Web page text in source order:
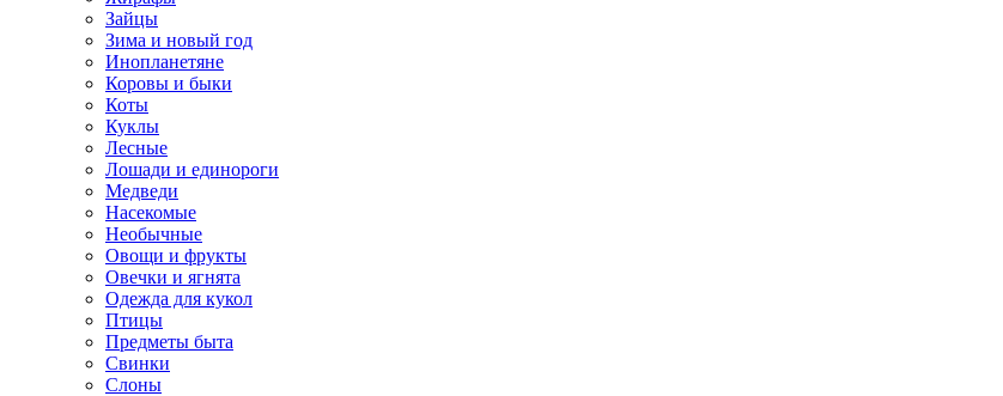
Зайцы
Зима и новый год
Инопланетяне
Коровы и быки
Коты
Куклы
Лесные
Лошади и единороги
Медведи
Насекомые
Необычные
Овощи и фрукты
Овечки и ягнята
Одежда для кукол
Птицы
Предметы быта
Свинки
Слоны